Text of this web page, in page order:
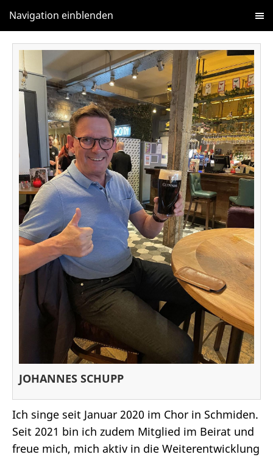
Navigation einblenden
JOHANNES SCHUPP
Ich singe seit Januar 2020 im Chor in Schmiden.
Seit 2021 bin ich zudem Mitglied im Beirat und
freue mich, mich aktiv in die Weiterentwicklung